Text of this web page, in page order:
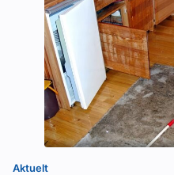
Aktuelt